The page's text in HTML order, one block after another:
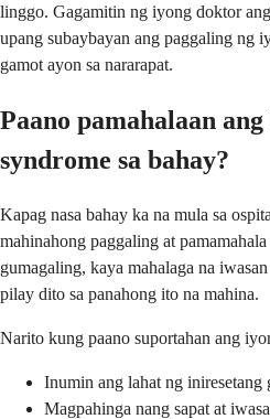
linggo. Gagamitin ng iyong doktor
upang subaybayan ang paggaling ng
gamot ayon sa nararapat.
Paano pamahalaan
syndrome sa bahay?
Kapag nasa bahay ka na mula sa
mahinahong paggaling at
gumagaling, kaya mahalaga na
pilay dito sa panahong ito na mahina.
Narito kung paano suportahan ang
Inumin ang lahat ng iniresetang
Magpahinga nang sapat at